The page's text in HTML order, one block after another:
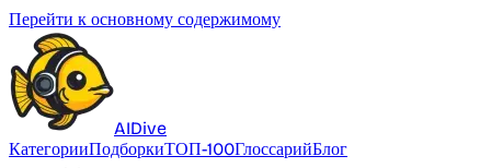
Перейти к основному содержимому
AIDive
КатегорииПодборкиТОП-100ГлоссарийБлог